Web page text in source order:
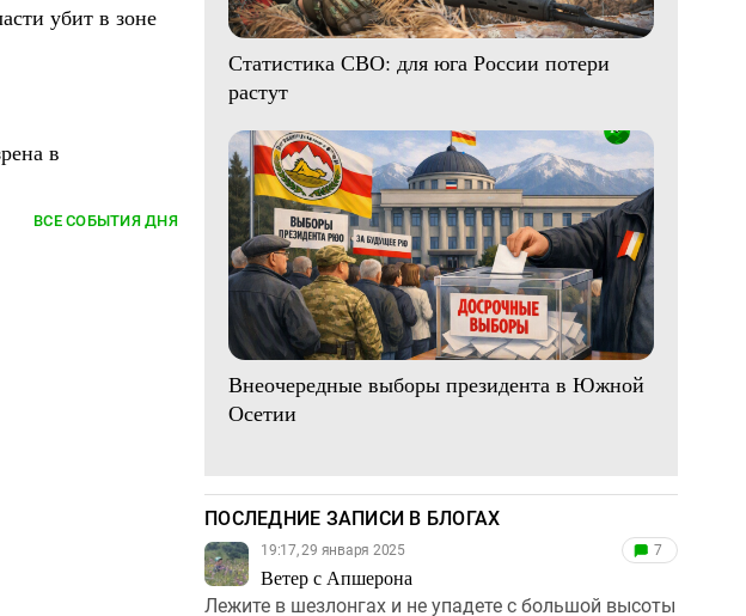
убит в зоне
в
ВСЕ СОБЫТИЯ ДНЯ
Статистика СВО: для юга России потери
растут
Внеочередные выборы президента в Южной
Осетии
ПОСЛЕДНИЕ ЗАПИСИ В БЛОГАХ
19:17, 29 января 2025
Ветер с Апшерона
7
Лежите в шезлонгах и не упадете с большой высоты